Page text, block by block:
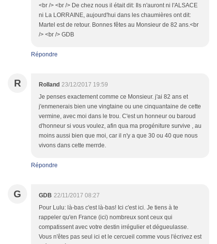
<br /> <br /> De chez nous il était dit: Ils n'auront ni l'ALSACE
ni La LORRAINE, aujourd'hui dans les chaumières ont dit:
Martel est de retour. Bonnes fêtes au Monsieur de 82 ans.<br
/> <br /> GDB
Répondre
R Rolland 23/12/2017 19:59
Je penses exactement comme ce Monsieur. j'ai 82 ans et
j'enmenerais bien une vingtaine ou une cinquantaine de cette
vermine, avec moi dans le trou. C'est un honneur ou baroud
d'honneur si vous voulez, afin qua ma progéniture survive , au
moins aussi bien que moi, car il n'y a que 30 ou 40 que nous
vivons dans cette merrde.
Répondre
G GDB 22/11/2017 08:27
Pour Lulu: là-bas c'est là-bas! Ici c'est ici. Je tiens à te
rappeler qu'en France (ici) nombreux sont ceux qui
compatissent avec votre destin irrégulier et dégueulasse.
Vous n'êtes pas seul ici et le cercueil comme vous l'écrivez est